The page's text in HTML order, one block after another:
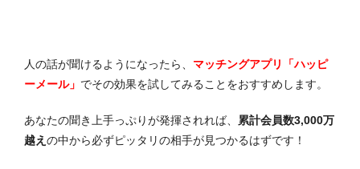
人の話が聞けるようになったら、 マッチングアプリ「ハッピ
ーメール」 でその効果を試してみることをおすすめします。
あなたの聞き上手っぷりが発揮されれば、 累計会員数3,000万
越え の中から必ずピッタリの相手が見つかるはずです！